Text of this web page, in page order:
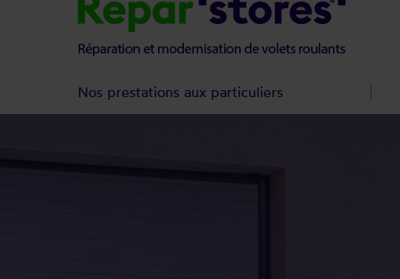
Nos prestations aux particuliers